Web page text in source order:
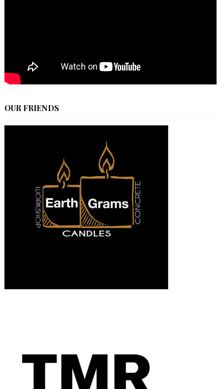
OUR FRIENDS